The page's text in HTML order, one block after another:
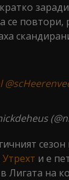
се
сезон
Утрехт и е
Лигата на